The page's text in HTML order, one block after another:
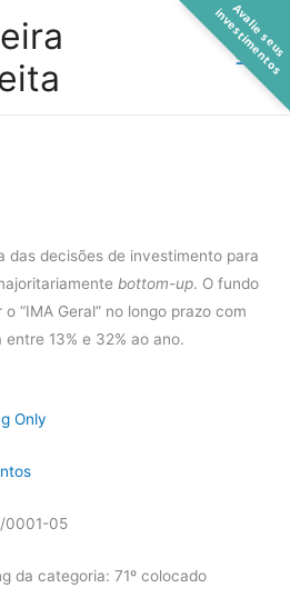
das decisões de investimento para
bottom-up. O fundo
“IMA Geral” no longo prazo com
13% e 32% ao ano.
Only
0001-05
da categoria: 71º colocado
A
v
a
l
i
e
s
e
u
s
i
n
v
e
s
t
i
m
e
n
t
o
s